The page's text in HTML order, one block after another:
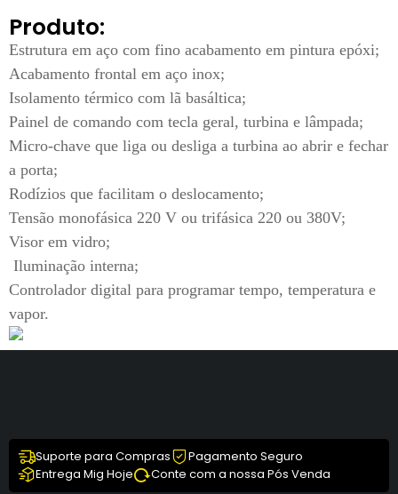
Produto:
Estrutura em aço com fino acabamento em pintura epóxi;
Acabamento frontal em aço inox;
Isolamento térmico com lã basáltica;
Painel de comando com tecla geral, turbina e lâmpada;
Micro-chave que liga ou desliga a turbina ao abrir e fechar
a porta;
Rodízios que facilitam o deslocamento;
Tensão monofásica 220 V ou trifásica 220 ou 380V;
Visor em vidro;
Iluminação interna;
Controlador digital para programar tempo, temperatura e
vapor.
Suporte para Compras
Pagamento Seguro
Entrega Mig Hoje
Conte com a nossa Pós Venda